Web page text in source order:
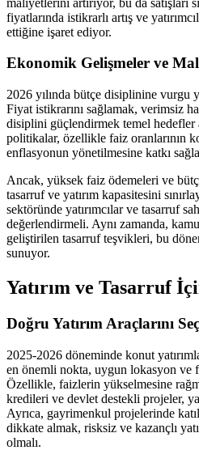
fiyatlarında istikrarlı artış ve
ettiğine işaret ediyor.
Ekonomik Gelişmeler ve
2026 yılında bütçe disiplinine vurgu
Fiyat istikrarını sağlamak, verimsiz
disiplini güçlendirmek temel hedefler
politikalar, özellikle faiz oranlarının
enflasyonun yönetilmesine katkı
Ancak, yüksek faiz ödemeleri ve
tasarruf ve yatırım kapasitesini
sektöründe yatırımcılar ve tasarruf
değerlendirmeli. Aynı zamanda,
geliştirilen tasarruf teşvikleri, bu
sunuyor.
Yatırım ve Tasarruf
Doğru Yatırım Araçlarını
2025-2026 döneminde konut
en önemli nokta, uygun lokasyon ve
Özellikle, faizlerin yükselmesine
kredileri ve devlet destekli projeler,
Ayrıca, gayrimenkul projelerinde
dikkate almak, risksiz ve kazançlı
olmalı.